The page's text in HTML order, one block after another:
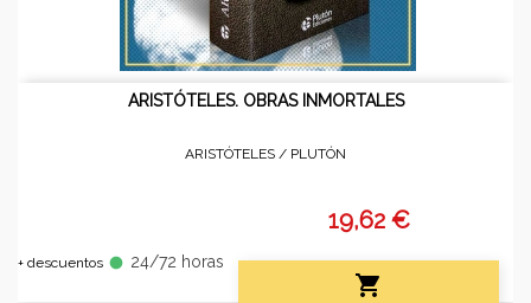
ARISTÓTELES. OBRAS INMORTALES
ARISTÓTELES / PLUTÓN
+ descuentos fiber_manual_record 24/72 horas
19,62 €
